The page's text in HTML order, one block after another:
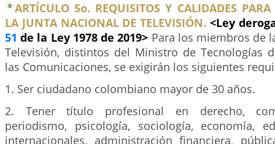
ARTÍCULO 5o. REQUISITOS Y CALIDADES
LA JUNTA NACIONAL DE TELEVISIÓN. <Ley
51 de la Ley 1978 de 2019> Para los miembros de
Televisión, distintos del Ministro de Tecnologías
las Comunicaciones, se exigirán los siguientes
1. Ser ciudadano colombiano mayor de 30 años.
2. Tener título profesional en derecho,
periodismo, psicología, sociología, economía,
internacionales, administración financiera,